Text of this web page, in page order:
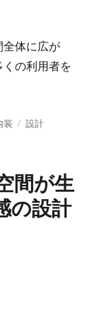
体に広が
の利用者を
るナイトクラブ
装
タ
設計
間が生
の設計